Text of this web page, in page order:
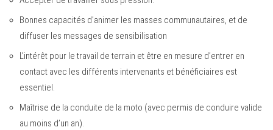
Bonnes capacités d’animer les masses communautaires, et de
diffuser les messages de sensibilisation
L’intérêt pour le travail de terrain et être en mesure d’entrer en
contact avec les différents intervenants et bénéficiaires est
essentiel.
Maîtrise de la conduite de la moto (avec permis de conduire valide
au moins d’un an).